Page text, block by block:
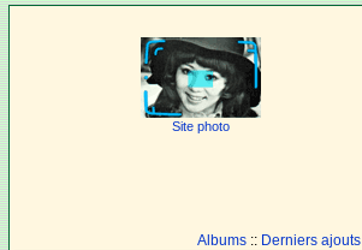
Site photo
Albums :: Derniers ajouts